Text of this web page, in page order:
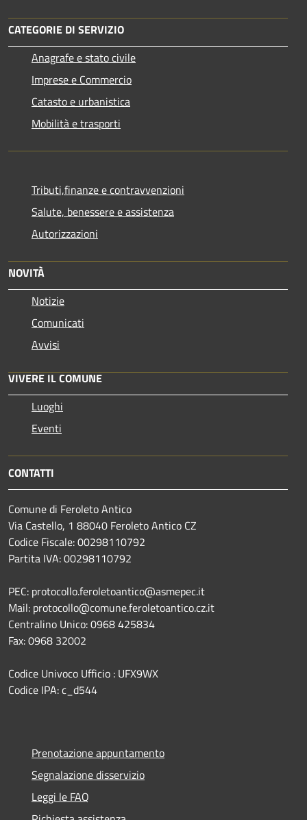
CATEGORIE DI SERVIZIO
Anagrafe e stato civile
Imprese e Commercio
Catasto e urbanistica
Mobilità e trasporti
Tributi,finanze e contravvenzioni
Salute, benessere e assistenza
Autorizzazioni
NOVITÀ
Notizie
Comunicati
Avvisi
VIVERE IL COMUNE
Luoghi
Eventi
CONTATTI
Comune di Feroleto Antico
Via Castello, 1 88040 Feroleto Antico CZ
Codice Fiscale: 00298110792
Partita IVA: 00298110792
PEC: protocollo.feroletoantico@asmepec.it
Mail: protocollo@comune.feroletoantico.cz.it
Centralino Unico: 0968 425834
Fax: 0968 32002
Codice Univoco Ufficio : UFX9WX
Codice IPA: c_d544
Prenotazione appuntamento
Segnalazione disservizio
Leggi le FAQ